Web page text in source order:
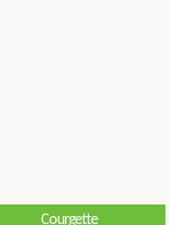
Courgette